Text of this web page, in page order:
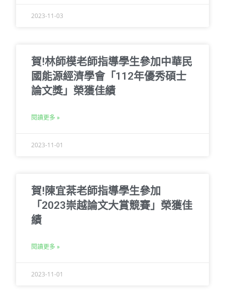
2023-11-03
賀!林師模老師指導學生參加中華民
國能源經濟學會「112年優秀碩士
論文獎」榮獲佳績
閱讀更多 »
2023-11-01
賀!陳宜棻老師指導學生參加
「2023崇越論文大賞競賽」榮獲佳
績
閱讀更多 »
2023-11-01